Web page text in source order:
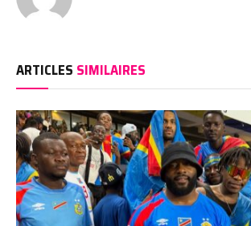
ARTICLES SIMILAIRES